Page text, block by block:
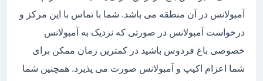
آمبولانس در آن منطقه می باشد. شما با تماس با این مرکز و
درخواست آمبولانس در صورتی که نزدیک به آمبولانس
خصوصی باغ فردوس باشید در کمترین زمان ممکن برای
شما اعزام اکیپ و آمبولانس صورت می پذیرد. همچنین شما